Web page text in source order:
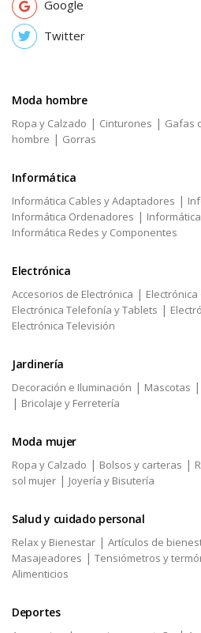
Google
Twitter
Moda hombre
Ropa y Calzado | Cinturones | Gafas
hombre | Gorras
Informática
Informática Cables y Adaptadores |
Informática Ordenadores |
Informática Redes y Componentes
Electrónica
Accesorios de Electrónica | Electrónica
Electrónica Telefonía y Tablets |
Electrónica Televisión
Jardinería
Decoración e Iluminación | Mascotas |
| Bricolaje y Ferretería
Moda mujer
Ropa y Calzado | Bolsos y carteras |
sol mujer | Joyería y Bisutería
Salud y cuidado personal
Relax y Bienestar | Artículos de
Masajeadores | Tensiómetros y
Alimenticios
Deportes